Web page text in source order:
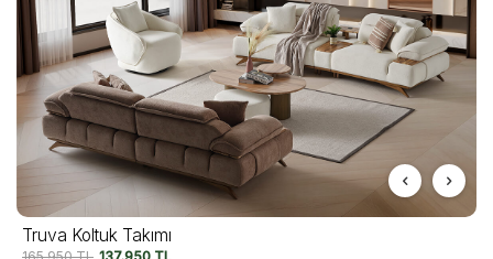
Truva Koltuk Takımı